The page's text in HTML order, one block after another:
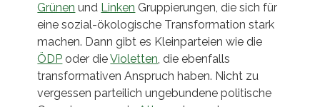
Grünen und Linken Gruppierungen, die sich für
eine sozial-ökologische Transformation stark
machen. Dann gibt es Kleinparteien wie die
ÖDP oder dieVioletten, die ebenfalls
transformativen Anspruch haben. Nicht zu
vergessen parteilich ungebundene politische